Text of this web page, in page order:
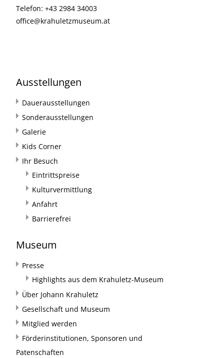
Telefon: +43 2984 34003
office@krahuletzmuseum.at
Ausstellungen
Dauerausstellungen
Sonderausstellungen
Galerie
Kids Corner
Ihr Besuch
Eintrittspreise
Kulturvermittlung
Anfahrt
Barrierefrei
Museum
Presse
Highlights aus dem Krahuletz-Museum
Über Johann Krahuletz
Gesellschaft und Museum
Mitglied werden
Förderinstitutionen, Sponsoren und
Patenschaften